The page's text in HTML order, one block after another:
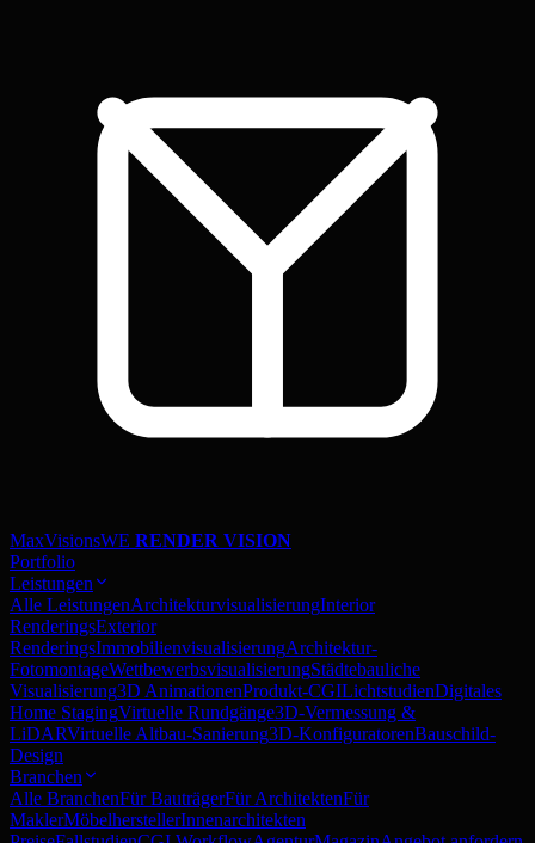
MaxVisionsWE RENDER VISION
Portfolio
Leistungen
Alle LeistungenArchitekturvisualisierungInterior
RenderingsExterior
RenderingsImmobilienvisualisierungArchitektur-
FotomontageWettbewerbsvisualisierungStädtebauliche
Visualisierung3D AnimationenProdukt-CGILichtstudienDigitales
Home StagingVirtuelle Rundgänge3D-Vermessung &
LiDARVirtuelle Altbau-Sanierung3D-KonfiguratorenBauschild-
Design
Branchen
Alle BranchenFür BauträgerFür ArchitektenFür
MaklerMöbelherstellerInnenarchitekten